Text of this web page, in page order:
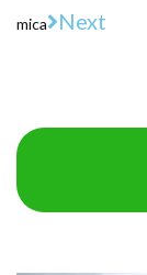
mica
Next